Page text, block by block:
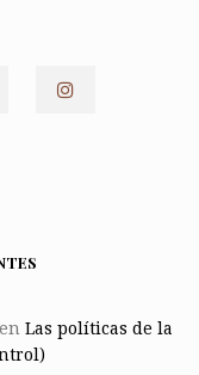
en Las políticas de la